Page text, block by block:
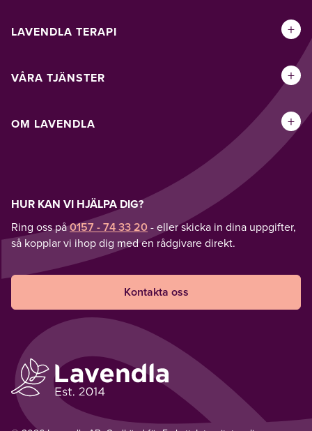
LAVENDLA TERAPI +
VÅRA TJÄNSTER +
OM LAVENDLA +
HUR KAN VI HJÄLPA DIG?
Ring oss på0157 - 74 33 20- eller skicka in dina uppgifter,
så kopplar vi ihop dig med en rådgivare direkt.
Kontakta oss